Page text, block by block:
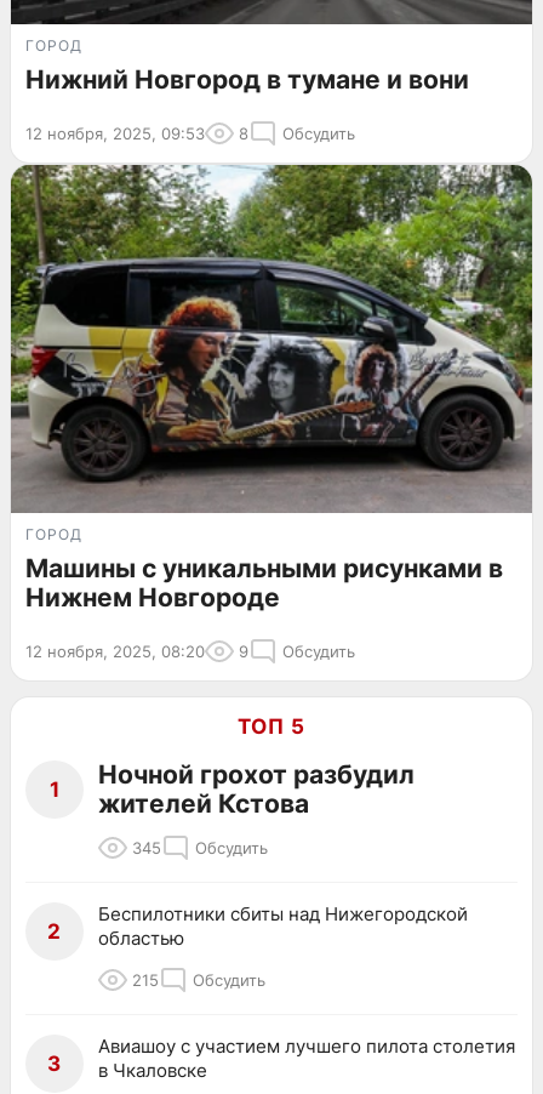
ГОРОД
Нижний Новгород в тумане и вони
12 ноября, 2025, 09:53 8 Обсудить
ГОРОД
Машины с уникальными рисунками в
Нижнем Новгороде
12 ноября, 2025, 08:20 9 Обсудить
ТОП 5
1
Ночной грохот разбудил
жителей Кстова
345 Обсудить
2
Беспилотники сбиты над Нижегородской
областью
215 Обсудить
3
Авиашоу с участием лучшего пилота столетия
в Чкаловске